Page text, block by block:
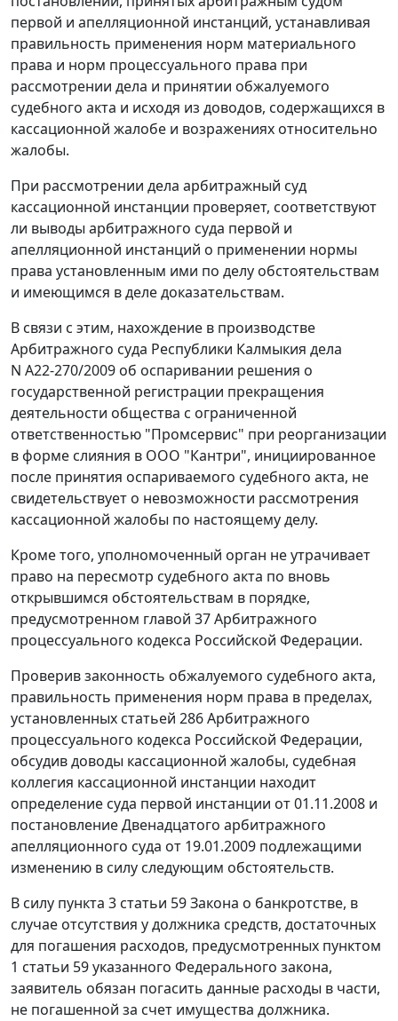
первой и апелляционной инстанций, устанавливая
правильность применения норм материального
права и норм процессуального права при
рассмотрении дела и принятии обжалуемого
судебного акта и исходя из доводов, содержащихся в
кассационной жалобе и возражениях относительно
жалобы.
При рассмотрении дела арбитражный суд
кассационной инстанции проверяет, соответствуют
ли выводы арбитражного суда первой и
апелляционной инстанций о применении нормы
права установленным ими по делу обстоятельствам
и имеющимся в деле доказательствам.
В связи с этим, нахождение в производстве
Арбитражного суда Республики Калмыкия дела
N А22-270/2009 об оспаривании решения о
государственной регистрации прекращения
деятельности общества с ограниченной
ответственностью "Промсервис" при реорганизации
в форме слияния в ООО "Кантри", инициированное
после принятия оспариваемого судебного акта, не
свидетельствует о невозможности рассмотрения
кассационной жалобы по настоящему делу.
Кроме того, уполномоченный орган не утрачивает
право на пересмотр судебного акта по вновь
открывшимся обстоятельствам в порядке,
предусмотренном главой 37Арбитражного
процессуального кодекса Российской Федерации.
Проверив законность обжалуемого судебного акта,
правильность применения норм права в пределах,
установленных статьей 286Арбитражного
процессуального кодекса Российской Федерации,
обсудив доводы кассационной жалобы, судебная
коллегия кассационной инстанции находит
определение суда первой инстанции от 01.11.2008 и
постановление Двенадцатого арбитражного
апелляционного суда от 19.01.2009 подлежащими
изменению в силу следующим обстоятельств.
В силу пункта 3 статьи 59Закона о банкротстве, в
случае отсутствия у должника средств, достаточных
для погашения расходов, предусмотренных пунктом
1 статьи 59указанного Федерального закона,
заявитель обязан погасить данные расходы в части,
не погашенной за счет имущества должника.